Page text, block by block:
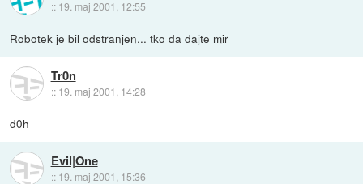
:: 19. maj 2001, 12:55
Robotek je bil odstranjen... tko da dajte mir
Tr0n
:: 19. maj 2001, 14:28
d0h
Evil|One
:: 19. maj 2001, 15:36